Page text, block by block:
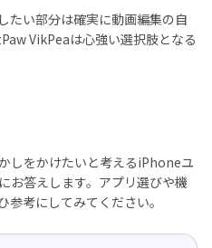
い部分は確実に――動画編集の自
VikPeaは心強い選択肢となる
しをかけたいと考えるiPhoneユ
お答えします。アプリ選びや機
考にしてみてください。